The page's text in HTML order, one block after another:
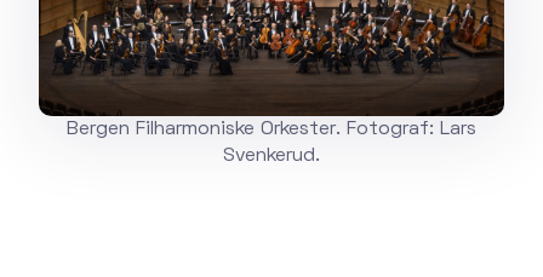
Bergen Filharmoniske Orkester. Fotograf: Lars
Svenkerud.